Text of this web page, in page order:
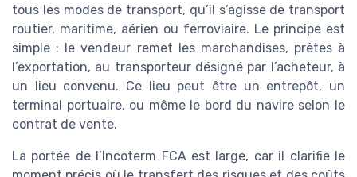
tous les modes de transport, qu’il s’agisse de transport
routier, maritime, aérien ou ferroviaire. Le principe est
simple : le vendeur remet les marchandises, prêtes à
l’exportation, au transporteur désigné par l’acheteur, à
un lieu convenu. Ce lieu peut être un entrepôt, un
terminal portuaire, ou même le bord du navire selon le
contrat de vente.
La portée de l’Incoterm FCA est large, car il clarifie le